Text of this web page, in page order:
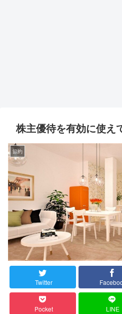
株主優待を有効に使え
節約
Twitter
Pocket LINE